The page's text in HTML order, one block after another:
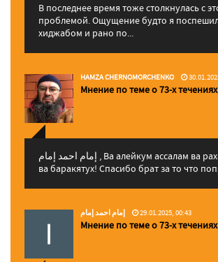
В последнее время тоже столкнулась с
проблемой. Ощущение будто я
хиджабом и рано по...
HAMZA CHERNOMORCHENKO
Мнение по теме о 73-х
إمام احمد إمام , Ва алейкум ассалам ва рахматуЛлахи
ва баракятух! Спасибо брат за то что
إمام احمد إمام 29.01.2025, 00:43
Мнение по теме о 73-х